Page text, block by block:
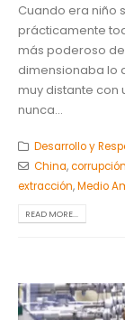
Cuando era niño
prácticamente
más poderoso
dimensionaba lo
muy distante con
nunca...
Desarrollo y
China,corrupción
extracción,Medio
READ MORE...